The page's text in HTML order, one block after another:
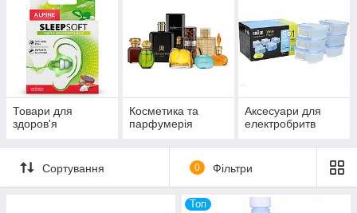
Товари для
здоров'я
Косметика та
парфумерія
Аксесуари для
електробритв
Сортування 0 Фільтри
Топ